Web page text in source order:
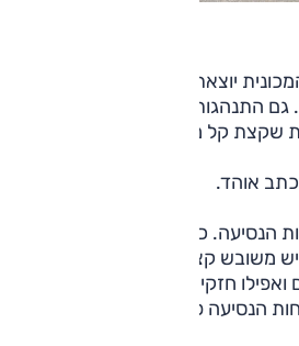
יוצאת מהמקום בנחישות שלא
גם התנהגות הכביש טובה עד טובה
שקצת קל מדי לטעמי, מעולה.
אוהד.
הנסיעה. כל עוד הכביש מושלם -
משובש קצת, נוחות הנסיעה יורדת.
חזקים, והמכונית מקפצת.
הנסיעה פשוט לא טובה.